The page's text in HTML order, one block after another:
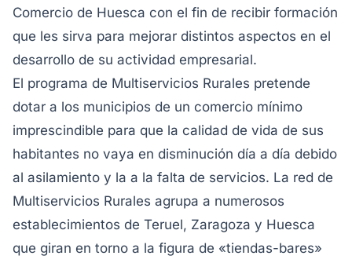
Comercio de Huesca con el fin de recibir formación
que les sirva para mejorar distintos aspectos en el
desarrollo de su actividad empresarial.
El programa de Multiservicios Rurales pretende
dotar a los municipios de un comercio mínimo
imprescindible para que la calidad de vida de sus
habitantes no vaya en disminución día a día debido
al asilamiento y la a la falta de servicios. La red de
Multiservicios Rurales agrupa a numerosos
establecimientos de Teruel, Zaragoza y Huesca
que giran en torno a la figura de «tiendas-bares»